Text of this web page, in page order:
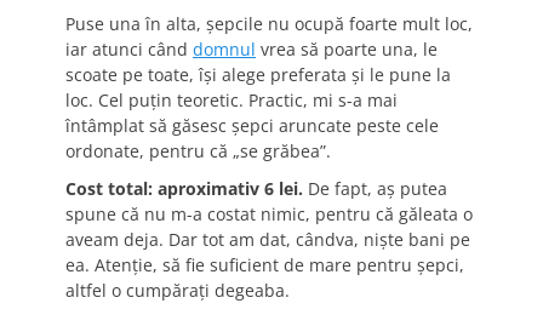
Puse una în alta, șepcile nu ocupă foarte mult loc,
iar atunci când domnul vrea să poarte una, le
scoate pe toate, își alege preferata și le pune la
loc. Cel puțin teoretic. Practic, mi s-a mai
întâmplat să găsesc șepci aruncate peste cele
ordonate, pentru că „se grăbea”.
Cost total: aproximativ 6 lei. De fapt, aș putea
spune că nu m-a costat nimic, pentru că găleata o
aveam deja. Dar tot am dat, cândva, niște bani pe
ea. Atenție, să fie suficient de mare pentru șepci,
altfel o cumpărați degeaba.